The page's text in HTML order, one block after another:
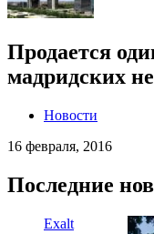
Продается
мадридских
Новости
16 февраля, 2016
Последние
Exalt